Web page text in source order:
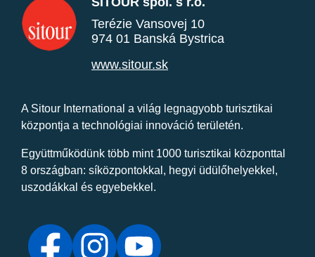
Terézie Vansovej 10
974 01 Banská Bystrica
www.sitour.sk
A Sitour International a világ legnagyobb turisztikai
központja a technológiai innováció területén.
Együttműködünk több mint 1000 turisztikai központtal
8 országban: síközpontokkal, hegyi üdülőhelyekkel,
uszodákkal és egyebekkel.